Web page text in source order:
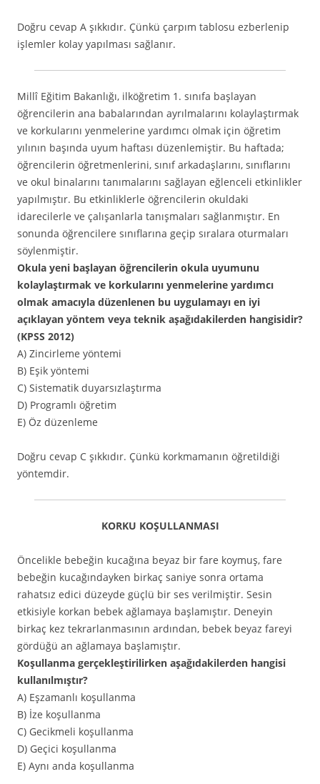
Doğru cevap A şıkkıdır. Çünkü çarpım tablosu ezberlenip
işlemler kolay yapılması sağlanır.
Millî Eğitim Bakanlığı, ilköğretim 1. sınıfa başlayan
öğrencilerin ana babalarından ayrılmalarını kolaylaştırmak
ve korkularını yenmelerine yardımcı olmak için öğretim
yılının başında uyum haftası düzenlemiştir. Bu haftada;
öğrencilerin öğretmenlerini, sınıf arkadaşlarını, sınıflarını
ve okul binalarını tanımalarını sağlayan eğlenceli etkinlikler
yapılmıştır. Bu etkinliklerle öğrencilerin okuldaki
idarecilerle ve çalışanlarla tanışmaları sağlanmıştır. En
sonunda öğrencilere sınıflarına geçip sıralara oturmaları
söylenmiştir.
Okula yeni başlayan öğrencilerin okula uyumunu
kolaylaştırmak ve korkularını yenmelerine yardımcı
olmak amacıyla düzenlenen bu uygulamayı en iyi
açıklayan yöntem veya teknik aşağıdakilerden hangisidir?
(KPSS 2012)
A) Zincirleme yöntemi
B) Eşik yöntemi
C) Sistematik duyarsızlaştırma
D) Programlı öğretim
E) Öz düzenleme
Doğru cevap C şıkkıdır. Çünkü korkmamanın öğretildiği
yöntemdir.
KORKU KOŞULLANMASI
Öncelikle bebeğin kucağına beyaz bir fare koymuş, fare
bebeğin kucağındayken birkaç saniye sonra ortama
rahatsız edici düzeyde güçlü bir ses verilmiştir. Sesin
etkisiyle korkan bebek ağlamaya başlamıştır. Deneyin
birkaç kez tekrarlanmasının ardından, bebek beyaz fareyi
gördüğü an ağlamaya başlamıştır.
Koşullanma gerçekleştirilirken aşağıdakilerden hangisi
kullanılmıştır?
A) Eşzamanlı koşullanma
B) İze koşullanma
C) Gecikmeli koşullanma
D) Geçici koşullanma
E) Aynı anda koşullanma